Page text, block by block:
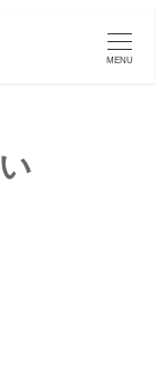
MENU